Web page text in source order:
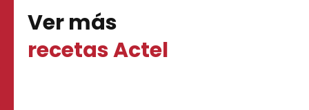
Ver más
recetas Actel